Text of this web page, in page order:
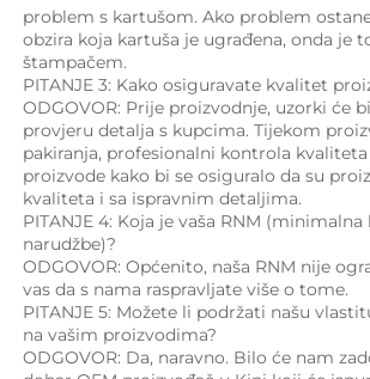
problem s kartušom. Ako problem
obzira koja kartuša je ugrađena, onda je
štampačem.
PITANJE 3: Kako osiguravate kvalitet
ODGOVOR: Prije proizvodnje, uzorki će
provjeru detalja s kupcima. Tijekom
pakiranja, profesionalni kontrola
proizvode kako bi se osiguralo da su
kvaliteta i sa ispravnim detaljima.
PITANJE 4: Koja je vaša RNM (minimalna
narudžbe)?
ODGOVOR: Općenito, naša RNM nije
vas da s nama raspravljate više o tome.
PITANJE 5: Možete li podržati našu
na vašim proizvodima?
ODGOVOR: Da, naravno. Bilo će nam